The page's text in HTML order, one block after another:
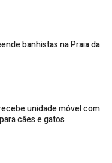
banhistas na Praia da
unidade móvel com
cães e gatos